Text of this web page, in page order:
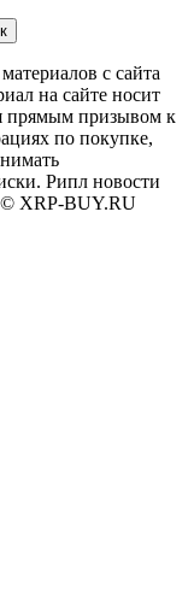
с сайта
на сайте носит
прямым призывом к
по покупке,
Рипл новости
© XRP-BUY.RU